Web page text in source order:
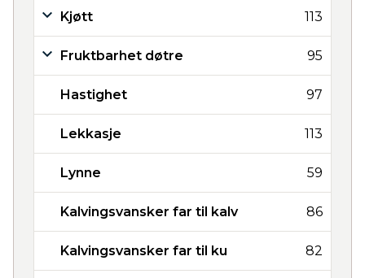
Kjøtt 113
Fruktbarhet døtre 95
Hastighet 97
Lekkasje 113
Lynne 59
Kalvingsvansker far til kalv 86
Kalvingsvansker far til ku 82